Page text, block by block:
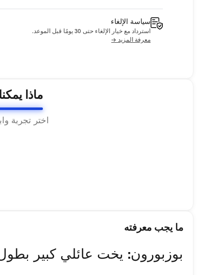
سياسة الإلغاء
استرداد مع خيار الإلغاء حتى 30 يومًا قبل الموعد.
معرفة المزيد →
ماذا
اختر تجربة
ما يجب معرفته
بوزبورون: يخت عائلي كبير بطول 26 مترًا // 14-16